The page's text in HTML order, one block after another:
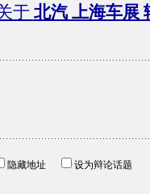
于 北汽 上海车展
隐藏地址
设为辩论话题